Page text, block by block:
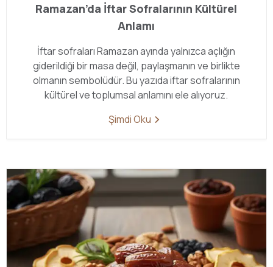
Ramazan’da İftar Sofralarının Kültürel
Anlamı
İftar sofraları Ramazan ayında yalnızca açlığın
giderildiği bir masa değil, paylaşmanın ve birlikte
olmanın sembolüdür. Bu yazıda iftar sofralarının
kültürel ve toplumsal anlamını ele alıyoruz.
Şimdi Oku